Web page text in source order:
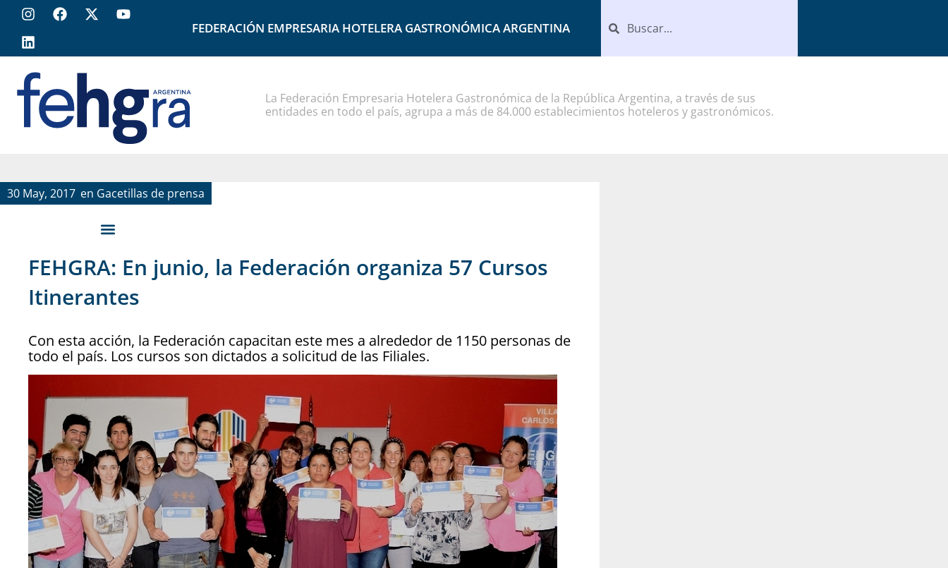
FEDERACIÓN EMPRESARIA HOTELERA GASTRONÓMICA ARGENTINA
La Federación Empresaria Hotelera Gastronómica de la República Argentina, a través de sus
entidades en todo el país, agrupa a más de 84.000 establecimientos hoteleros y gastronómicos.
30 May, 2017 en Gacetillas de prensa
FEHGRA: En junio, la Federación organiza 57 Cursos
Itinerantes
Con esta acción, la Federación capacitan este mes a alrededor de 1150 personas de
todo el país. Los cursos son dictados a solicitud de las Filiales.